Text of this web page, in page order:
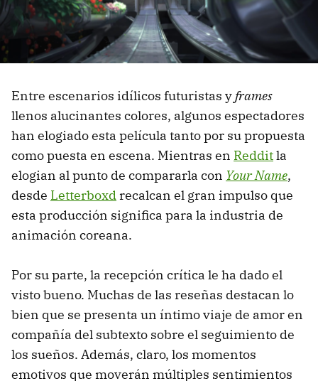
Entre escenarios idílicos futuristas yframes
llenos alucinantes colores, algunos espectadores
han elogiado esta película tanto por su propuesta
como puesta en escena. Mientras en Redditla
elogian al punto de compararla con Your Name,
desde Letterboxd recalcan el gran impulso que
esta producción significa para la industria de
animación coreana.
Por su parte, la recepción crítica le ha dado el
visto bueno. Muchas de las reseñas destacan lo
bien que se presenta un íntimo viaje de amor en
compañía del subtexto sobre el seguimiento de
los sueños. Además, claro, los momentos
emotivos que moverán múltiples sentimientos